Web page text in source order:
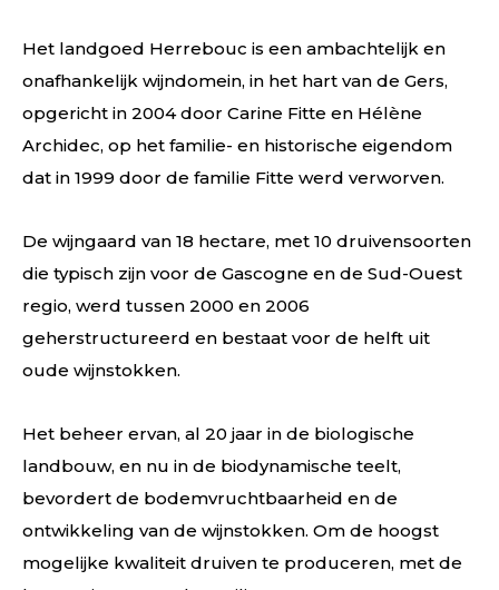
Het landgoed Herrebouc is een ambachtelijk en
onafhankelijk wijndomein, in het hart van de Gers,
opgericht in 2004 door Carine Fitte en Hélène
Archidec, op het familie- en historische eigendom
dat in 1999 door de familie Fitte werd verworven.
De wijngaard van 18 hectare, met 10 druivensoorten
die typisch zijn voor de Gascogne en de Sud-Ouest
regio, werd tussen 2000 en 2006
geherstructureerd en bestaat voor de helft uit
oude wijnstokken.
Het beheer ervan, al 20 jaar in de biologische
landbouw, en nu in de biodynamische teelt,
bevordert de bodemvruchtbaarheid en de
ontwikkeling van de wijnstokken. Om de hoogst
mogelijke kwaliteit druiven te produceren, met de